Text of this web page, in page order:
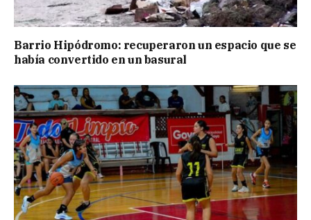
Barrio Hipódromo: recuperaron un espacio que se
había convertido en un basural